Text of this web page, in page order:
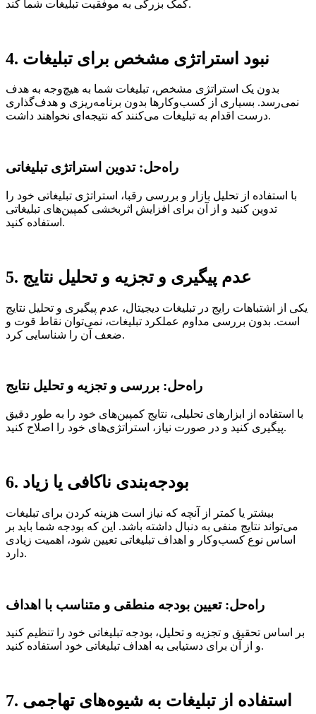
کمک بزرگی به موفقیت تبلیغات شما کند.
4. نبود استراتژی مشخص برای تبلیغات
بدون یک استراتژی مشخص، تبلیغات شما به هیچ‌وجه به هدف
نمی‌رسد. بسیاری از کسب‌وکارها بدون برنامه‌ریزی و هدف‌گذاری
درست اقدام به تبلیغات می‌کنند که نتیجه‌ای نخواهند داشت.
راه‌حل: تدوین استراتژی تبلیغاتی
با استفاده از تحلیل بازار و بررسی رقبا، استراتژی تبلیغاتی خود را
تدوین کنید و از آن برای افزایش اثربخشی کمپین‌های تبلیغاتی
استفاده کنید.
5. عدم پیگیری و تجزیه و تحلیل نتایج
یکی از اشتباهات رایج در تبلیغات دیجیتال، عدم پیگیری و تحلیل نتایج
است. بدون بررسی مداوم عملکرد تبلیغات، نمی‌توان نقاط قوت و
ضعف آن را شناسایی کرد.
راه‌حل: بررسی و تجزیه و تحلیل نتایج
با استفاده از ابزارهای تحلیلی، نتایج کمپین‌های خود را به طور دقیق
پیگیری کنید و در صورت نیاز، استراتژی‌های خود را اصلاح کنید.
6. بودجه‌بندی ناکافی یا زیاد
بیشتر یا کمتر از آنچه که نیاز است هزینه کردن برای تبلیغات
می‌تواند نتایج منفی به دنبال داشته باشد. این که بودجه شما باید بر
اساس نوع کسب‌وکار و اهداف تبلیغاتی تعیین شود، اهمیت زیادی
دارد.
راه‌حل: تعیین بودجه منطقی و متناسب با اهداف
بر اساس تحقیق و تجزیه و تحلیل، بودجه تبلیغاتی خود را تنظیم کنید
و از آن برای دستیابی به اهداف تبلیغاتی خود استفاده کنید.
7. استفاده از تبلیغات به شیوه‌های تهاجمی